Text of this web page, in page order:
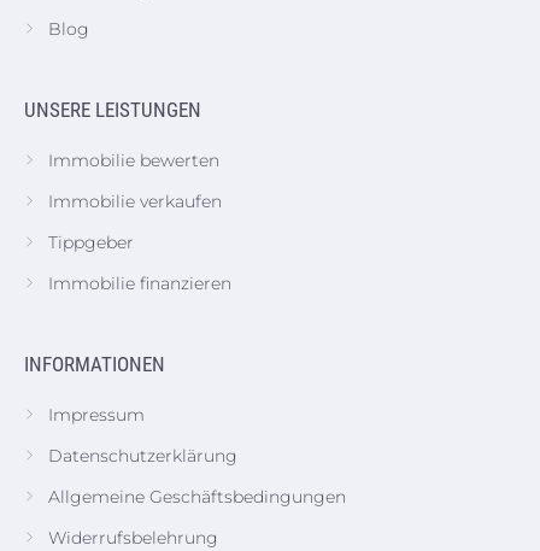
Blog
UNSERE LEISTUNGEN
Immobilie bewerten
Immobilie verkaufen
Tippgeber
Immobilie finanzieren
INFORMATIONEN
Impressum
Datenschutzerklärung
Allgemeine Geschäftsbedingungen
Widerrufsbelehrung